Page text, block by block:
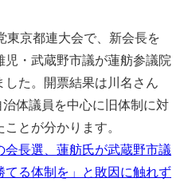
京都連大会で、新会長を
・武蔵野市議が蓮舫参議院
た。開票結果は川名さん
体議員を中心に旧体制に対
とが分かります。
会長選、蓮舫氏が武蔵野市議
る体制を」と敗因に触れず